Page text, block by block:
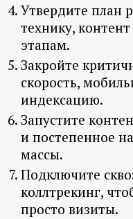
Утвердите план
технику,
этапам.
Закройте
скорость,
индексацию.
Запустите
и постепенное
массы.
Подключите
коллтрекинг,
просто визиты.